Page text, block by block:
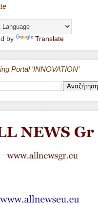
by Translate
Portal 'INNOVATION'